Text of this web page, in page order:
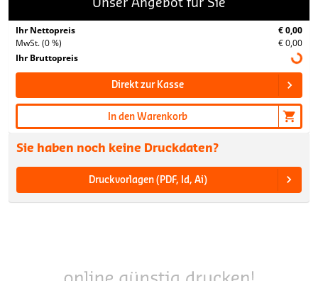
Ihr Nettopreis
€ 0,00
MwSt. (0 %)
€ 0,00
Ihr Bruttopreis
Direkt zur Kasse
In den Warenkorb
Sie haben noch keine Druckdaten?
Druckvorlagen (PDF, Id, Ai)